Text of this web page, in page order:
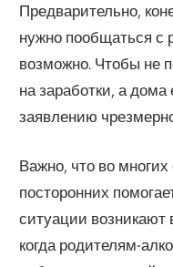
Предварительно,
нужно пообщаться с
возможно. Чтобы не
на заработки, а
заявлению
Важно, что во
посторонних
ситуации возникают
когда родителям-